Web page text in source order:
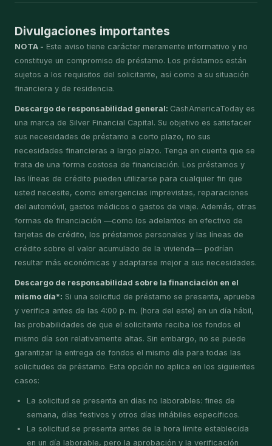
Divulgaciones importantes
NOTA - Este aviso tiene carácter meramente informativo y no
constituye un compromiso de préstamo. Los préstamos están
sujetos a los requisitos del solicitante, así como a su situación
financiera y de residencia.
Descargo de responsabilidad general: CashAmericaToday es
una marca de Silver Financial Capital. Su objetivo es satisfacer
sus necesidades de préstamo a corto plazo, no sus
necesidades financieras a largo plazo. Tenga en cuenta que se
trata de una forma costosa de financiación. Los préstamos y
las líneas de crédito pueden utilizarse para cualquier fin que
usted necesite, como emergencias imprevistas, reparaciones
del automóvil, gastos médicos o gastos de viaje. Además, otras
formas de financiación —como los adelantos en efectivo de
tarjetas de crédito, los préstamos personales y las líneas de
crédito sobre el valor acumulado de la vivienda— podrían
resultar más económicas y adaptarse mejor a sus necesidades.
Descargo de responsabilidad sobre la financiación en el
mismo día*: Si una solicitud de préstamo se presenta, aprueba
y verifica antes de las 4:00 p. m. (hora del este) en un día hábil,
las probabilidades de que el solicitante reciba los fondos el
mismo día son relativamente altas. Sin embargo, no se puede
garantizar la entrega de fondos el mismo día para todas las
solicitudes de préstamo. Esta opción no aplica en los siguientes
casos:
La solicitud se presenta en días no laborables: fines de
semana, días festivos y otros días inhábiles específicos.
La solicitud se presenta antes de la hora límite establecida
en un día laborable, pero la aprobación y la verificación